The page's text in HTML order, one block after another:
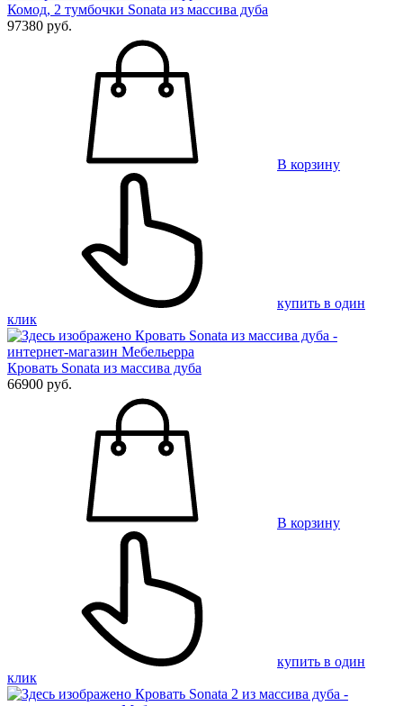
Комод, 2 тумбочки Sonata из массива дуба
97380 руб.
В корзину
купить в один
клик
Кровать Sonata из массива дуба
66900 руб.
В корзину
купить в один
клик